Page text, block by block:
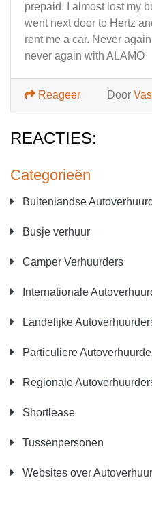
Categorieën
Buitenlandse
Busje verhuur
Camper Verhuurders
Internationale
Landelijke
Particuliere
Regionale
Shortlease
Tussenpersonen
Websites over
prepaid. I almost lost my
went next door to Hertz
rent me a car. Never
never again with ALAMO
Door
Reageer
REACTIES: